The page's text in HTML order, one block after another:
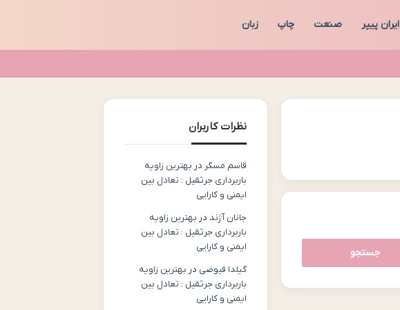
ایران پیپر صنعت چاپ زبان
نظرات کاربران
قاسم مسگر در بهترین زاویه
باربرداری جرثقیل : تعادل بین
ایمنی و کارایی
جانان آژند در بهترین زاویه
باربرداری جرثقیل : تعادل بین
ایمنی و کارایی
گیلدا فیوضی در بهترین زاویه
باربرداری جرثقیل : تعادل بین
ایمنی و کارایی